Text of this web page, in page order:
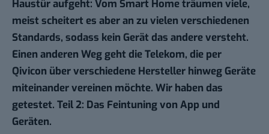
Haustür aufgeht: Vom Smart Home träumen viele,
meist scheitert es aber an zu vielen verschiedenen
Standards, sodass kein Gerät das andere versteht.
Einen anderen Weg geht die Telekom, die per
Qivicon über verschiedene Hersteller hinweg Geräte
miteinander vereinen möchte. Wir haben das
getestet. Teil 2: Das Feintuning von App und
Geräten.